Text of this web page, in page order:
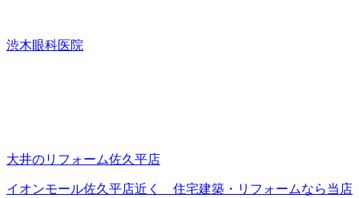
渋木眼科医院
大井のリフォーム佐久平店
イオンモール佐久平店近く 住宅建築・リフォームなら当店